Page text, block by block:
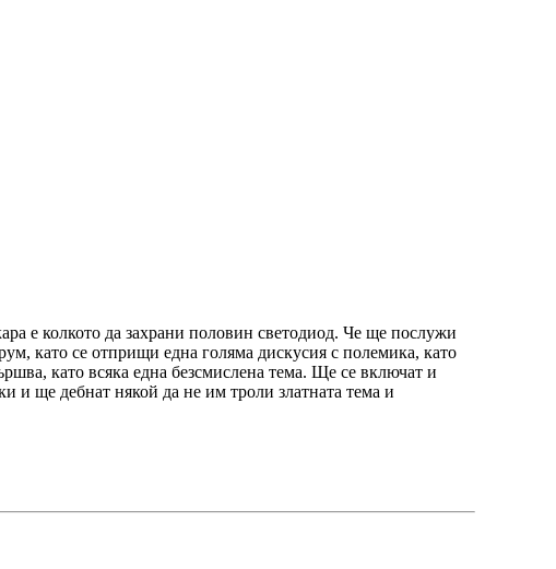
е колкото да захрани половин светодиод. Че ще послужи
като се отприщи една голяма дискусия с полемика, като
като всяка една безсмислена тема. Ще се включат и
и ще дебнат някой да не им троли златната тема и